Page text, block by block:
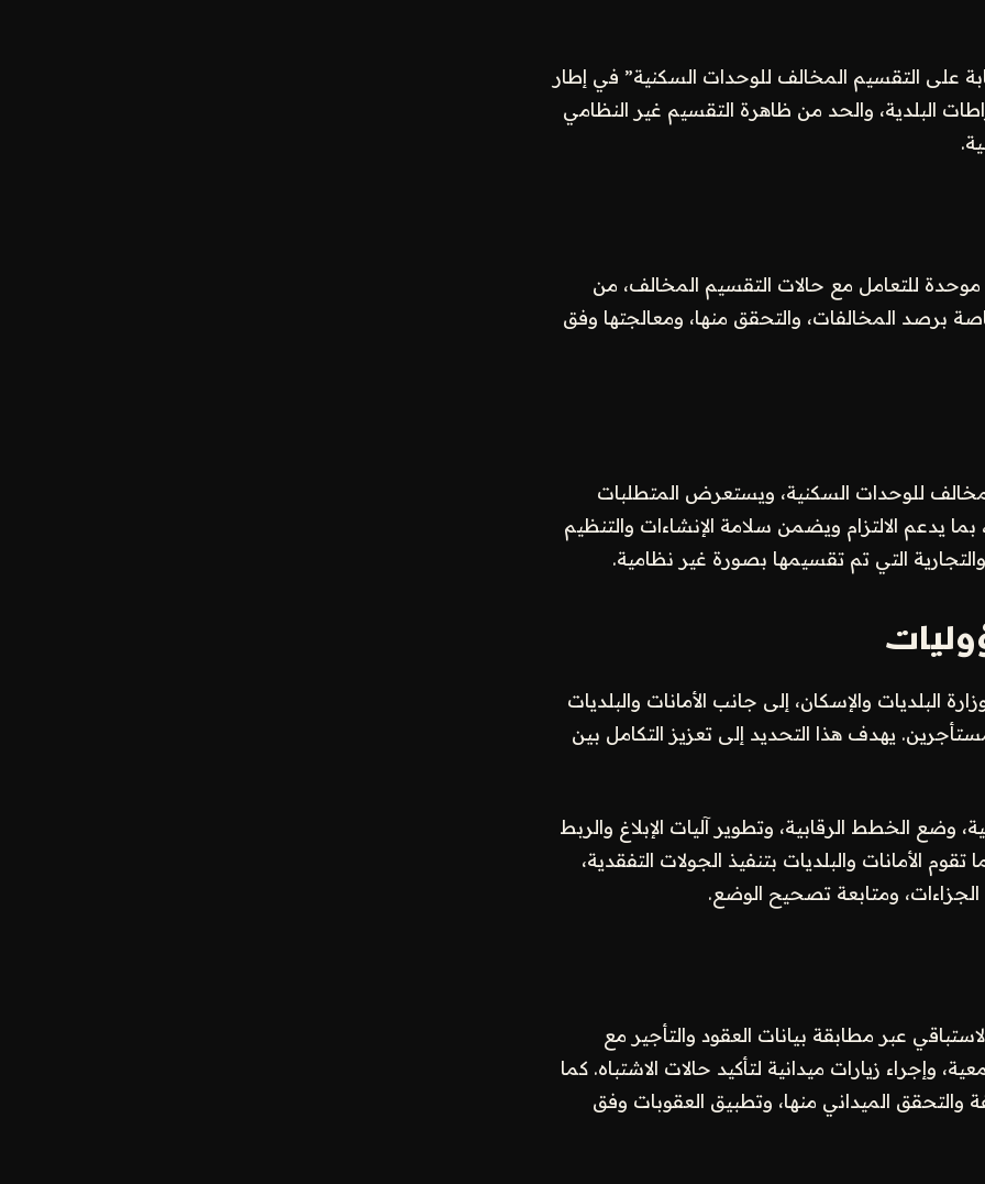
على التقسيم المخالف للوحدات السكنية” في إطار
البلدية، والحد من ظاهرة التقسيم غير النظامي
موحدة للتعامل مع حالات التقسيم المخالف، من
برصد المخالفات، والتحقق منها، ومعالجتها وفق
للوحدات السكنية، ويستعرض المتطلبات
بما يدعم الالتزام ويضمن سلامة الإنشاءات والتنظيم
التي تم تقسيمها بصورة غير نظامية.
البلديات والإسكان، إلى جانب الأمانات والبلديات
يهدف هذا التحديد إلى تعزيز التكامل بين
وضع الخطط الرقابية، وتطوير آليات الإبلاغ والربط
الأمانات والبلديات بتنفيذ الجولات التفقدية،
الجزاءات، ومتابعة تصحيح الوضع.
عبر مطابقة بيانات العقود والتأجير مع
وإجراء زيارات ميدانية لتأكيد حالات الاشتباه. كما
والتحقق الميداني منها، وتطبيق العقوبات وفق